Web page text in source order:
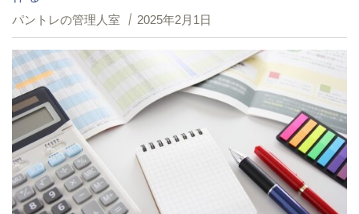
パントレの管理人室 2025年2月1日